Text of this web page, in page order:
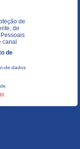
de
de
canal
de
de-dados